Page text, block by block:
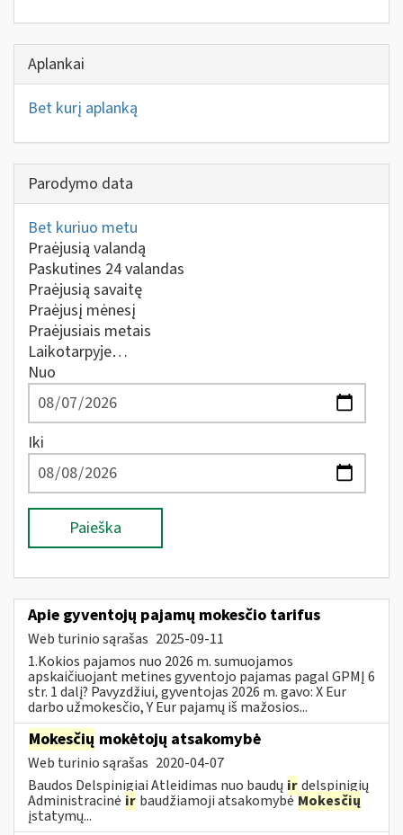
Aplankai
Bet kurį aplanką
Parodymo data
Bet kuriuo metu
Praėjusią valandą
Paskutines 24 valandas
Praėjusią savaitę
Praėjusį mėnesį
Praėjusiais metais
Laikotarpyje…
Nuo
Iki
Paieška
Apie gyventojų pajamų mokesčio tarifus
Web turinio sąrašas 2025-09-11
1.Kokios pajamos nuo 2026 m. sumuojamos
apskaičiuojant metines gyventojo pajamas pagal GPMĮ 6
str. 1 dalį? Pavyzdžiui, gyventojas 2026 m. gavo: X Eur
darbo užmokesčio, Y Eur pajamų iš mažosios...
Mokesčių mokėtojų atsakomybė
Web turinio sąrašas 2020-04-07
Baudos Delspinigiai Atleidimas nuo baudų irdelspinigių
Administracinė ir baudžiamoji atsakomybėMokesčių
įstatymų...